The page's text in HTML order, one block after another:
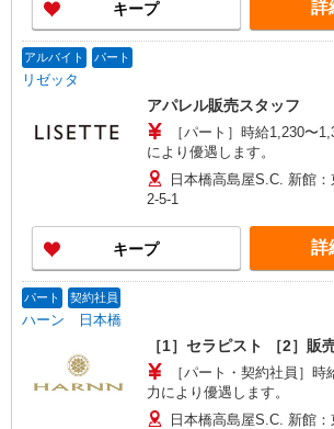
キープ 詳
アルバイト パート
リゼッタ
アパレル販売スタッフ
［パート］時給1,230〜
により優遇します。
日本橋高島屋S.C. 新館
2-5-1
キープ 詳
パート 契約社員
ハーン 日本橋
［1］セラピスト ［2］販
［パート・契約社員］
力により優遇します。
日本橋高島屋S.C. 新館